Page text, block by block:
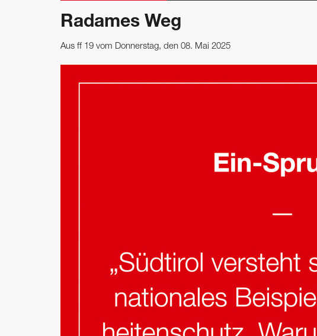
Radames Weg
Aus ff 19 vom Donnerstag, den 08. Mai 2025